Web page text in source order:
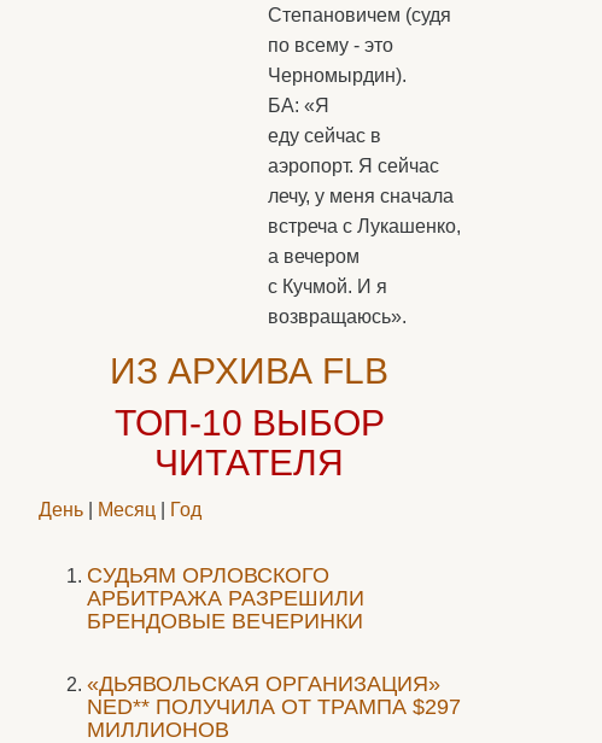
Степановичем (судя
по всему - это
Черномырдин).
БА: «Я
еду сейчас в
аэропорт. Я сейчас
лечу, у меня сначала
встреча с Лукашенко,
а вечером
с Кучмой. И я
возвращаюсь».
ИЗ АРХИВА FLB
ТОП-10 ВЫБОР
ЧИТАТЕЛЯ
День Месяц Год
CУДЬЯМ ОРЛОВСКОГО
АРБИТРАЖА РАЗРЕШИЛИ
БРЕНДОВЫЕ ВЕЧЕРИНКИ
«ДЬЯВОЛЬСКАЯ ОРГАНИЗАЦИЯ»
NED** ПОЛУЧИЛА ОТ ТРАМПА $297
МИЛЛИОНОВ